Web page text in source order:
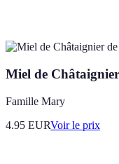
Miel de
Famille Mary
4.95 EURVoir le prix